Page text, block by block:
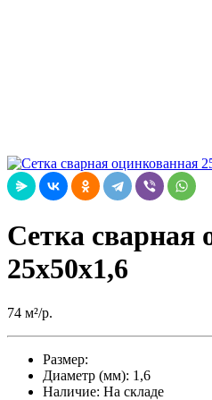
Сетка сварная
25х50х1,6
74 м²/р.
Размер:
Диаметр (мм): 1,6
Наличие: На складе